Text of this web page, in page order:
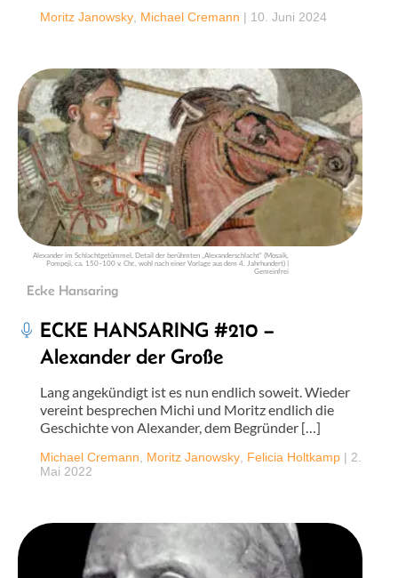
Moritz Janowsky Michael Cremann | 10. Juni 2024
Alexander im Schlachtgetümmel, Detail der berühmten „Alexanderschlacht“ (Mosaik,
Pompeji, ca. 150–100 v. Chr., wohl nach einer Vorlage aus dem 4. Jahrhundert) |
Gemeinfrei
Ecke Hansaring
ECKE HANSARING #210 –
Alexander der Große
Lang angekündigt ist es nun endlich soweit. Wieder
vereint besprechen Michi und Moritz endlich die
Geschichte von Alexander, dem Begründer […]
Michael Cremann Moritz Janowsky Felicia Holtkamp | 2.
Mai 2022